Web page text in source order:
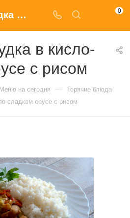
Куриная грудка в кисло-сладком соусе с рисом купить в Москве по доступным ценам 0
в кисло-
с рисом
Меню на сегодня — Горячие блюда
сладком соусе с рисом